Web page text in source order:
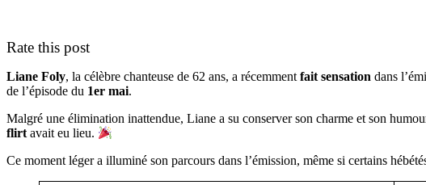
Rate this post
Liane Foly, la célèbre chanteuse de 62 ans, a récemment fait sensation dans
de l’épisode du 1er mai.
Malgré une élimination inattendue, Liane a su conserver son charme et son
flirtavait eu lieu.
Ce moment léger a illuminé son parcours dans l’émission, même si certains